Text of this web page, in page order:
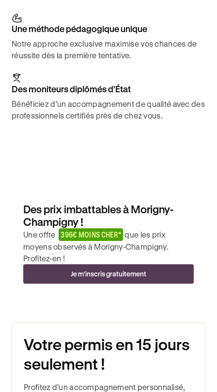
Une méthode pédagogique unique
Notre approche exclusive maximise vos chances de
réussite dès la première tentative.
Des moniteurs diplômés d’État
Bénéficiez d’un accompagnement de qualité avec des
professionnels certifiés près de chez vous.
Des prix imbattables à Morigny-
Champigny !
Une offre 396€ MOINS CHER* que les prix
moyens observés à Morigny-Champigny.
Profitez-en !
Je m'inscris gratuitement
Votre permis en 15 jours
seulement !
Profitez d’un accompagnement personnalisé,